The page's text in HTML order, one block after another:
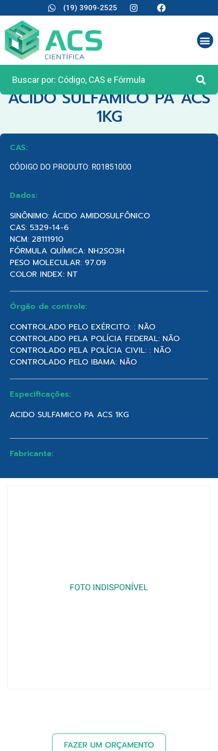
(19) 3909-2525
CATEGORIA:REAGENTES ANALÍTICOS
ACIDO SULFAMICO PA ACS
1KG
CAS:
CÓDIGO DO PRODUTO: R01851000
Dados:
SINÔNIMO: ÁCIDO AMIDOSULFÔNICO
CAS: 5329-14-6
NCM: 28111910
FÓRMULA QUÍMICA: NH2SO3H
PESO MOLECULAR: 97.09
COLOR INDEX: NT
Órgão de controle:
CONTROLADO PELO EXÉRCITO: : NÃO
CONTROLADO PELA POLÍCIA FEDERAL: NÃO
CONTROLADO PELA POLÍCIA CIVIL: : NÃO
CONTROLADO PELO IBAMA: NÃO
Especificações:
ACIDO SULFAMICO PA ACS 1KG
Fabricante: